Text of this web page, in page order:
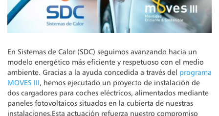
En Sistemas de Calor (SDC) seguimos avanzando hacia un
modelo energético más eficiente y respetuoso con el medio
ambiente. Gracias a la ayuda concedida a través del programa
MOVES III , hemos ejecutado un proyecto de instalación de
dos cargadores para coches eléctricos, alimentados mediante
paneles fotovoltaicos situados en la cubierta de nuestras
instalaciones. Esta actuación refuerza nuestro compromiso